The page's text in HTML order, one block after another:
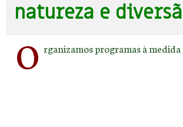
natureza e
O rganizamos programas à